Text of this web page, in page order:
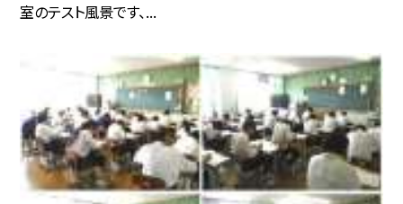
室のテスト風景です、...